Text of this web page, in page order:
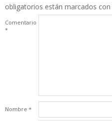
obligatorios están marcados con
Comentario
*
Nombre *